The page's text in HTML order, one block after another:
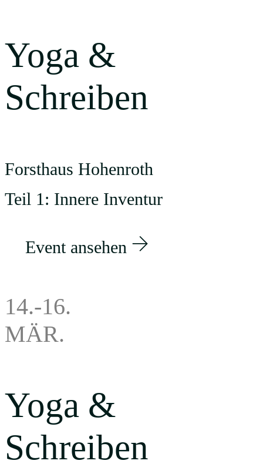
Yoga &
Schreiben
Forsthaus Hohenroth
Teil 1: Innere Inventur
Event ansehen
14.-16.
MÄR.
Yoga &
Schreiben